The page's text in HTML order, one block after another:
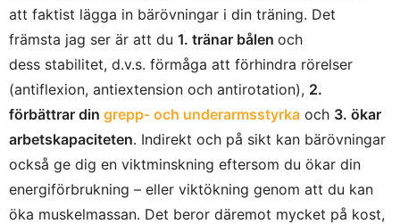
att faktist lägga in bärövningar i din träning. Det
främsta jag ser är att du 1. tränar bålen och
dess stabilitet, d.v.s. förmåga att förhindra rörelser
(antiflexion, antiextension och antirotation), 2.
förbättrar din grepp- och underarmsstyrka och 3. ökar
arbetskapaciteten. Indirekt och på sikt kan bärövningar
också ge dig en viktminskning eftersom du ökar din
energiförbrukning – eller viktökning genom att du kan
öka muskelmassan. Det beror däremot mycket på kost,